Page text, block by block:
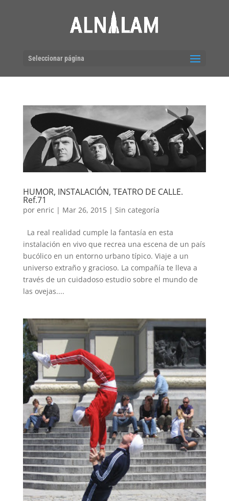
Seleccionar página
HUMOR, INSTALACIÓN, TEATRO DE CALLE.
Ref.71
por enric | Mar 26, 2015| Sin categoría
La real realidad cumple la fantasía en esta
instalación en vivo que recrea una escena de un país
bucólico en un entorno urbano típico. Viaje a un
universo extraño y gracioso. La compañía te lleva a
través de un cuidadoso estudio sobre el mundo de
las ovejas....